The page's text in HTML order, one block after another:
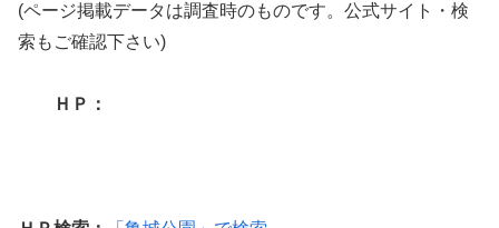
(ページ掲載データは調査時のものです。公式サイト・検
索もご確認下さい)
ＨＰ：